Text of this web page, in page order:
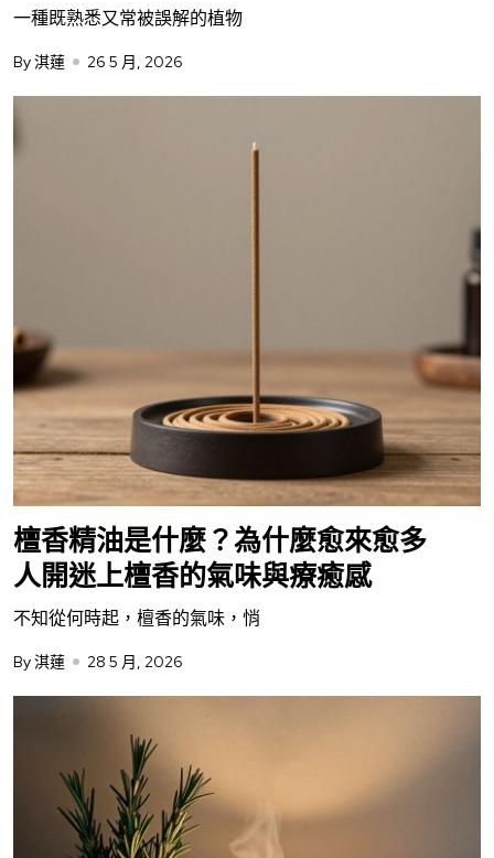
一種既熟悉又常被誤解的植物
By 淇蓮 26 5 月, 2026
檀香精油是什麼？為什麼愈來愈多
人開迷上檀香的氣味與療癒感
不知從何時起，檀香的氣味，悄
By 淇蓮 28 5 月, 2026